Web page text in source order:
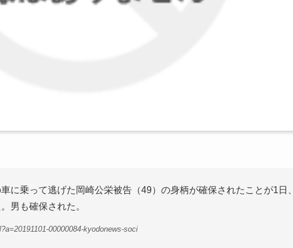
に乗って逃げた岡崎公栄被告（49）の身柄が確保されたことが1日、
男も確保された。
00000084-kyodonews-soci